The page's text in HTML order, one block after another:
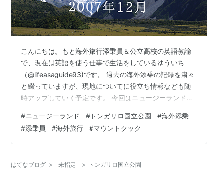
こんにちは。もと海外旅行添乗員＆公立高校の英語教諭
で、現在は英語を使う仕事で生活をしているゆういち
（@lifeasaguide93)です。 過去の海外添乗の記録を粛々
と綴っていますが、現地についてに役立ち情報なども随
時アップしていく予定です。 今回はニュージーランド縦
多い中、今回はしっかり北島も観光してきました。北島
ではロードオブザリングの撮影舞台となったトンガリロ
国立公園、ツチボタルで有名なワイトモ洞窟がありま
公園、そしてミルフォードサウンドなどのニュージーラ
#ニュージーランド # トンガリロ国立公園 #海外添乗
#添乗員 #海外旅行 #マウントクック
はてなブログ > 未指定 > トンガリロ国立公園